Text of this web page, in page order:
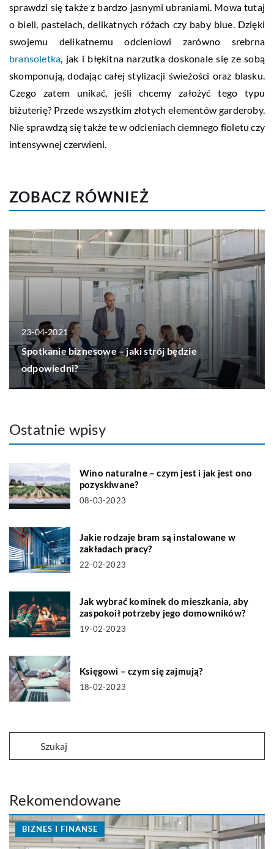
sprawdzi się także z bardzo jasnymi ubraniami. Mowa tutaj
o bieli, pastelach, delikatnych różach czy baby blue. Dzięki
swojemu delikatnemu odcieniowi zarówno srebrna
bransoletka , jak i błękitna narzutka doskonale się ze sobą
skomponują, dodając całej stylizacji świeżości oraz blasku.
Czego zatem unikać, jeśli chcemy założyć tego typu
biżuterię? Przede wszystkim złotych elementów garderoby.
Nie sprawdzą się także te w odcieniach ciemnego fioletu czy
intensywnej czerwieni.
ZOBACZ RÓWNIEŻ
23-04-2021
Spotkanie biznesowe – jaki strój będzie
odpowiedni?
Ostatnie wpisy
Wino naturalne – czym jest i jak jest ono
pozyskiwane?
08-03-2023
Jakie rodzaje bram są instalowane w
zakładach pracy?
22-02-2023
Jak wybrać kominek do mieszkania, aby
zaspokoił potrzeby jego domowników?
19-02-2023
Księgowi – czym się zajmują?
18-02-2023
Rekomendowane
BIZNES I FINANSE